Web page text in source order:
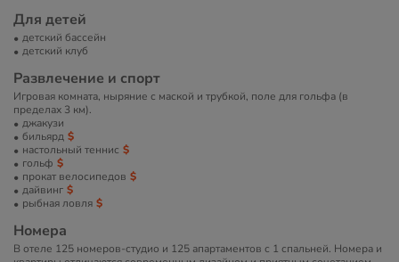
Для детей
детский бассейн
детский клуб
Развлечение и спорт
Игровая комната, ныряние с маской и трубкой, поле для гольфа (в
пределах 3 км).
джакузи
бильярд
настольный теннис
гольф
прокат велосипедов
дайвинг
рыбная ловля
Номера
В отеле 125 номеров-студио и 125 апартаментов с 1 спальней. Номера и